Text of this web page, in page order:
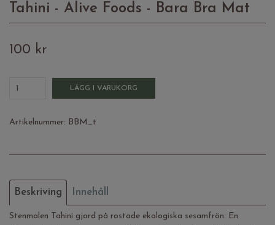
Tahini - Alive Foods - Bara Bra Mat
100 kr
LÄGG I VARUKORG
Artikelnummer: BBM_t
Beskriving Innehåll
Stenmalen Tahini gjord på rostade ekologiska sesamfrön. En